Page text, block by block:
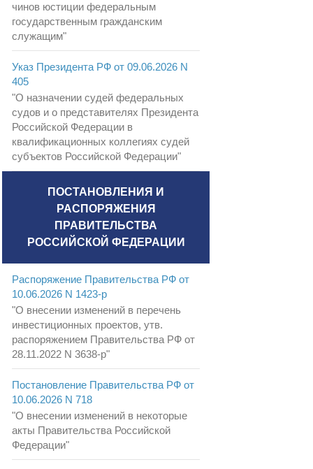
чинов юстиции федеральным
государственным гражданским
служащим"
Указ Президента РФ от 09.06.2026 N
405
"О назначении судей федеральных
судов и о представителях Президента
Российской Федерации в
квалификационных коллегиях судей
субъектов Российской Федерации"
ПОСТАНОВЛЕНИЯ И
РАСПОРЯЖЕНИЯ
ПРАВИТЕЛЬСТВА
РОССИЙСКОЙ ФЕДЕРАЦИИ
Распоряжение Правительства РФ от
10.06.2026 N 1423-р
"О внесении изменений в перечень
инвестиционных проектов, утв.
распоряжением Правительства РФ от
28.11.2022 N 3638-р"
Постановление Правительства РФ от
10.06.2026 N 718
"О внесении изменений в некоторые
акты Правительства Российской
Федерации"